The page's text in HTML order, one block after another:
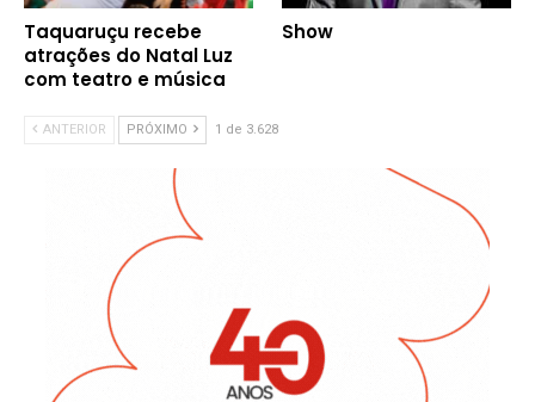
Taquaruçu recebe
atrações do Natal Luz
com teatro e música
Show
ANTERIOR PRÓXIMO 1 de 3.628